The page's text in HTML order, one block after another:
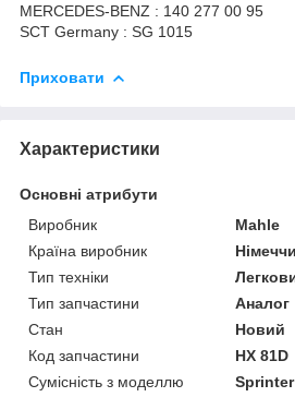
MERCEDES-BENZ : 140 277 00 95
SCT Germany : SG 1015
Приховати
Характеристики
Основні атрибути
Виробник
Mahle
Країна виробник
Тип техніки
Тип запчастини
Аналог
Стан
Новий
Код запчастини
HX 81D
Сумісність з моделлю
Sprinter